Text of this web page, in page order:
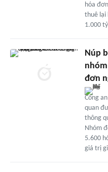
hóa
thuê lại
1.000
Núp
đơn
Công
quan
thông
Nhóm
5.600
giá trị